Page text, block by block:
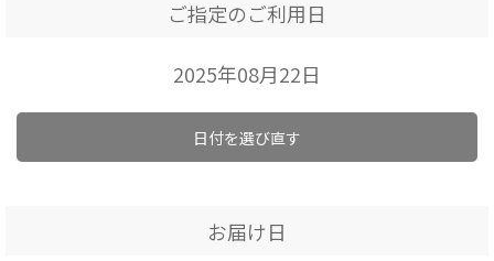
ご指定のご利用日
2025年08月22日
日付を選び直す
お届け日